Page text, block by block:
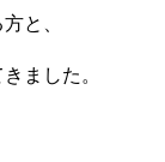
と、
ました。